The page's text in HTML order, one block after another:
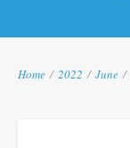
Home / 2022 / June /